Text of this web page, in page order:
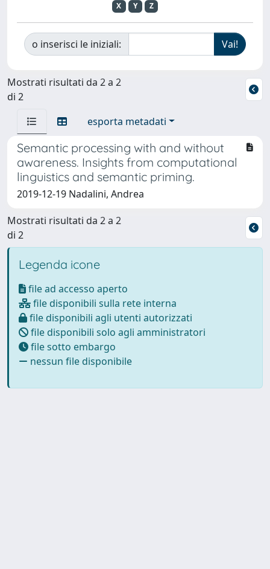
X
Y Z
o inserisci le iniziali:
Mostrati risultati da 2 a 2
di 2
esporta metadati
Semantic processing with and without
awareness. Insights from computational
linguistics and semantic priming.
2019-12-19 Nadalini, Andrea
Mostrati risultati da 2 a 2
di 2
Legenda icone
file ad accesso aperto
file disponibili sulla rete interna
file disponibili agli utenti autorizzati
file disponibili solo agli amministratori
file sotto embargo
nessun file disponibile